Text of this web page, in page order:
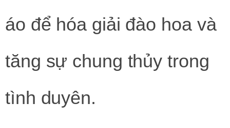
áo để hóa giải đào hoa và
tăng sự chung thủy trong
tình duyên.